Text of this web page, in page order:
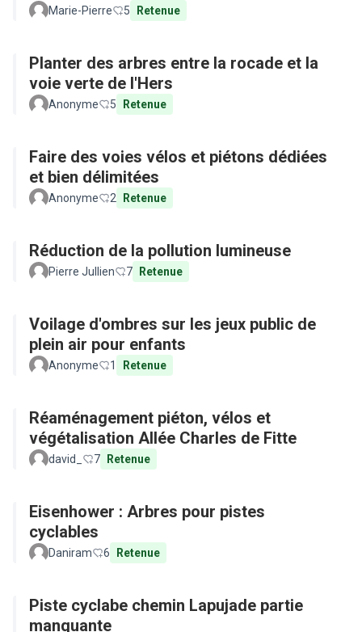
Marie-Pierre 5 Retenue
Planter des arbres entre la rocade et la
voie verte de l'Hers
Anonyme 5 Retenue
Faire des voies vélos et piétons dédiées
et bien délimitées
Anonyme 2 Retenue
Réduction de la pollution lumineuse
Pierre Jullien 7 Retenue
Voilage d'ombres sur les jeux public de
plein air pour enfants
Anonyme 1 Retenue
Réaménagement piéton, vélos et
végétalisation Allée Charles de Fitte
david_ 7 Retenue
Eisenhower : Arbres pour pistes
cyclables
Daniram 6 Retenue
Piste cyclabe chemin Lapujade partie
manquante